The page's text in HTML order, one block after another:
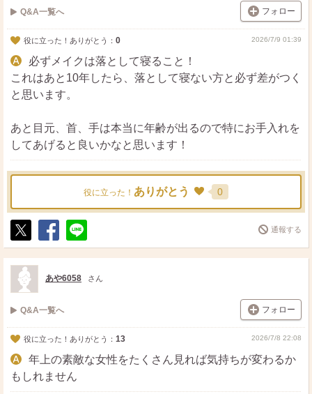
Q&A一覧へ フォロー
役に立った！ありがとう： 0 2026/7/9 01:39
必ずメイクは落として寝ること！
これはあと10年したら、落として寝ない方と必ず差がつく
と思います。
あと目元、首、手は本当に年齢が出るので特にお手入れを
してあげると良いかなと思います！
役に立った！ ありがとう 0
ポ
ス
ト
シ
ェ
送
る
通報する
あや6058 さん
Q&A一覧へ フォロー
役に立った！ありがとう： 13 2026/7/8 22:08
年上の素敵な女性をたくさん見れば気持ちが変わるか
もしれません